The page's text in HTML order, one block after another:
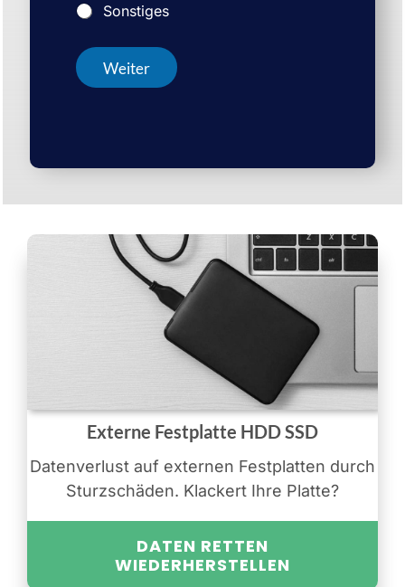
Sonstiges
Weiter
Externe Festplatte HDD SSD
Datenverlust auf externen Festplatten durch
Sturzschäden. Klackert Ihre Platte?
DATEN RETTEN
WIEDERHERSTELLEN